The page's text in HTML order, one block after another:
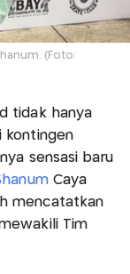
(Foto:
tidak hanya
kontingen
sensasi baru
Caya
mencatatkan
Tim